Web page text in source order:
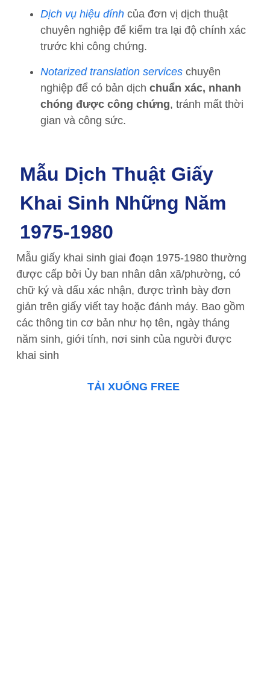
Dịch vụ hiệu đính của đơn vị dịch thuật
chuyên nghiệp để kiểm tra lại độ chính xác
trước khi công chứng.
Notarized translation services chuyên
nghiệp để có bản dịch chuẩn xác, nhanh
chóng được công chứng, tránh mất thời
gian và công sức.
Mẫu Dịch Thuật Giấy
Khai Sinh​ Những Năm
1975-1980
Mẫu giấy khai sinh giai đoạn 1975-1980 thường
được cấp bởi Ủy ban nhân dân xã/phường, có
chữ ký và dấu xác nhận, được trình bày đơn
giản trên giấy viết tay hoặc đánh máy. Bao gồm
các thông tin cơ bản như họ tên, ngày tháng
năm sinh, giới tính, nơi sinh của người được
khai sinh
TẢI XUỐNG FREE